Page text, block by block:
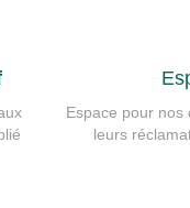
Espace pour nos
leurs